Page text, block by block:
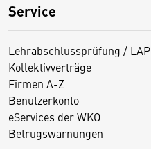
Service
Lehrabschlussprüfung / LAP
Kollektivverträge
Firmen A-Z
Benutzerkonto
eServices der WKO
Betrugswarnungen